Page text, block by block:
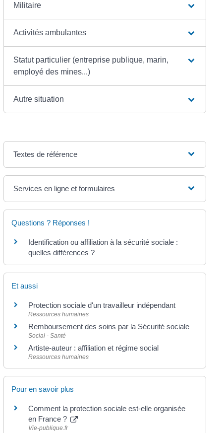
Militaire
Activités ambulantes
Statut particulier (entreprise publique, marin,
employé des mines...)
Autre situation
Textes de référence
Services en ligne et formulaires
Questions ? Réponses !
Identification ou affiliation à la sécurité sociale :
quelles différences ?
Et aussi
Protection sociale d'un travailleur indépendant
Ressources humaines
Remboursement des soins par la Sécurité sociale
Social - Santé
Artiste-auteur : affiliation et régime social
Ressources humaines
Pour en savoir plus
Comment la protection sociale est-elle organisée
en France ?
Vie-publique.fr